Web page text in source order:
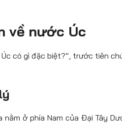
về nước Úc
có gì đặc biệt?”, trước tiên
nằm ở phía Nam của Đại Tây